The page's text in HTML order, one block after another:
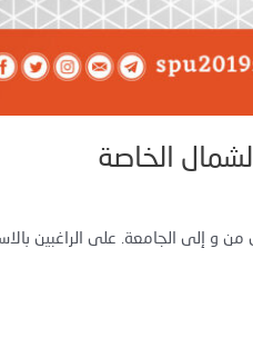
الخاصة
إلى الجامعة. على الراغبين